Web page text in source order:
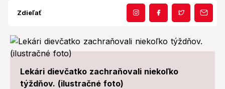
Zdieľať
Lekári dievčatko zachraňovali niekoľko
týždňov. (ilustračné foto)